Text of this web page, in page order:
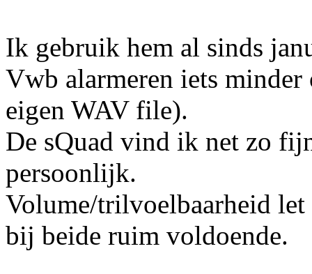
Ik gebruik hem al sinds
Vwb alarmeren iets
eigen WAV file).
De sQuad vind ik net zo
persoonlijk.
Volume/trilvoelbaarheid
bij beide ruim voldoende.